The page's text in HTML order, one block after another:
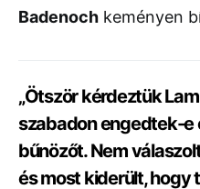
Badenoch keményen
„Ötször kérdeztük
szabadon engedtek-e
bűnözőt. Nem
és most kiderült, hogy